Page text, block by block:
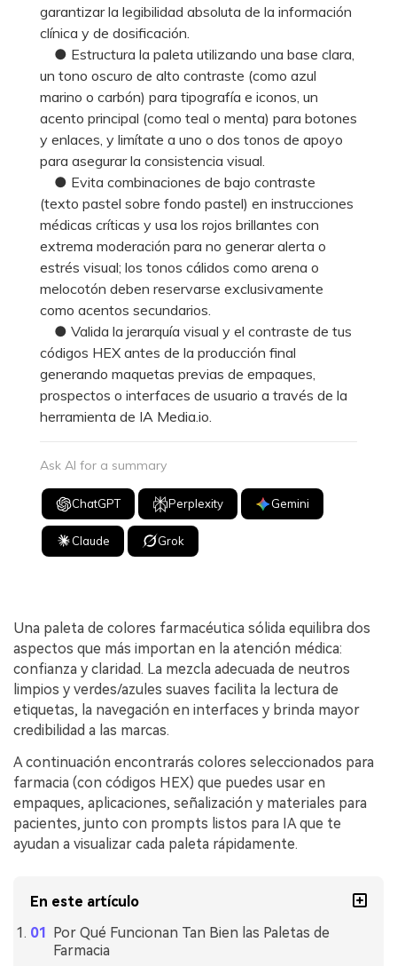
garantizar la legibilidad absoluta de la información
clínica y de dosificación.
● Estructura la paleta utilizando una base clara,
un tono oscuro de alto contraste (como azul
marino o carbón) para tipografía e iconos, un
acento principal (como teal o menta) para botones
y enlaces, y limítate a uno o dos tonos de apoyo
para asegurar la consistencia visual.
● Evita combinaciones de bajo contraste
(texto pastel sobre fondo pastel) en instrucciones
médicas críticas y usa los rojos brillantes con
extrema moderación para no generar alerta o
estrés visual; los tonos cálidos como arena o
melocotón deben reservarse exclusivamente
como acentos secundarios.
● Valida la jerarquía visual y el contraste de tus
códigos HEX antes de la producción final
generando maquetas previas de empaques,
prospectos o interfaces de usuario a través de la
herramienta de IA Media.io.
Ask AI for a summary
ChatGPT Perplexity Gemini
Claude Grok
Una paleta de colores farmacéutica sólida equilibra dos
aspectos que más importan en la atención médica:
confianza y claridad. La mezcla adecuada de neutros
limpios y verdes/azules suaves facilita la lectura de
etiquetas, la navegación en interfaces y brinda mayor
credibilidad a las marcas.
A continuación encontrarás colores seleccionados para
farmacia (con códigos HEX) que puedes usar en
empaques, aplicaciones, señalización y materiales para
pacientes, junto con prompts listos para IA que te
ayudan a visualizar cada paleta rápidamente.
En este artículo
Por Qué Funcionan Tan Bien las Paletas de
Farmacia